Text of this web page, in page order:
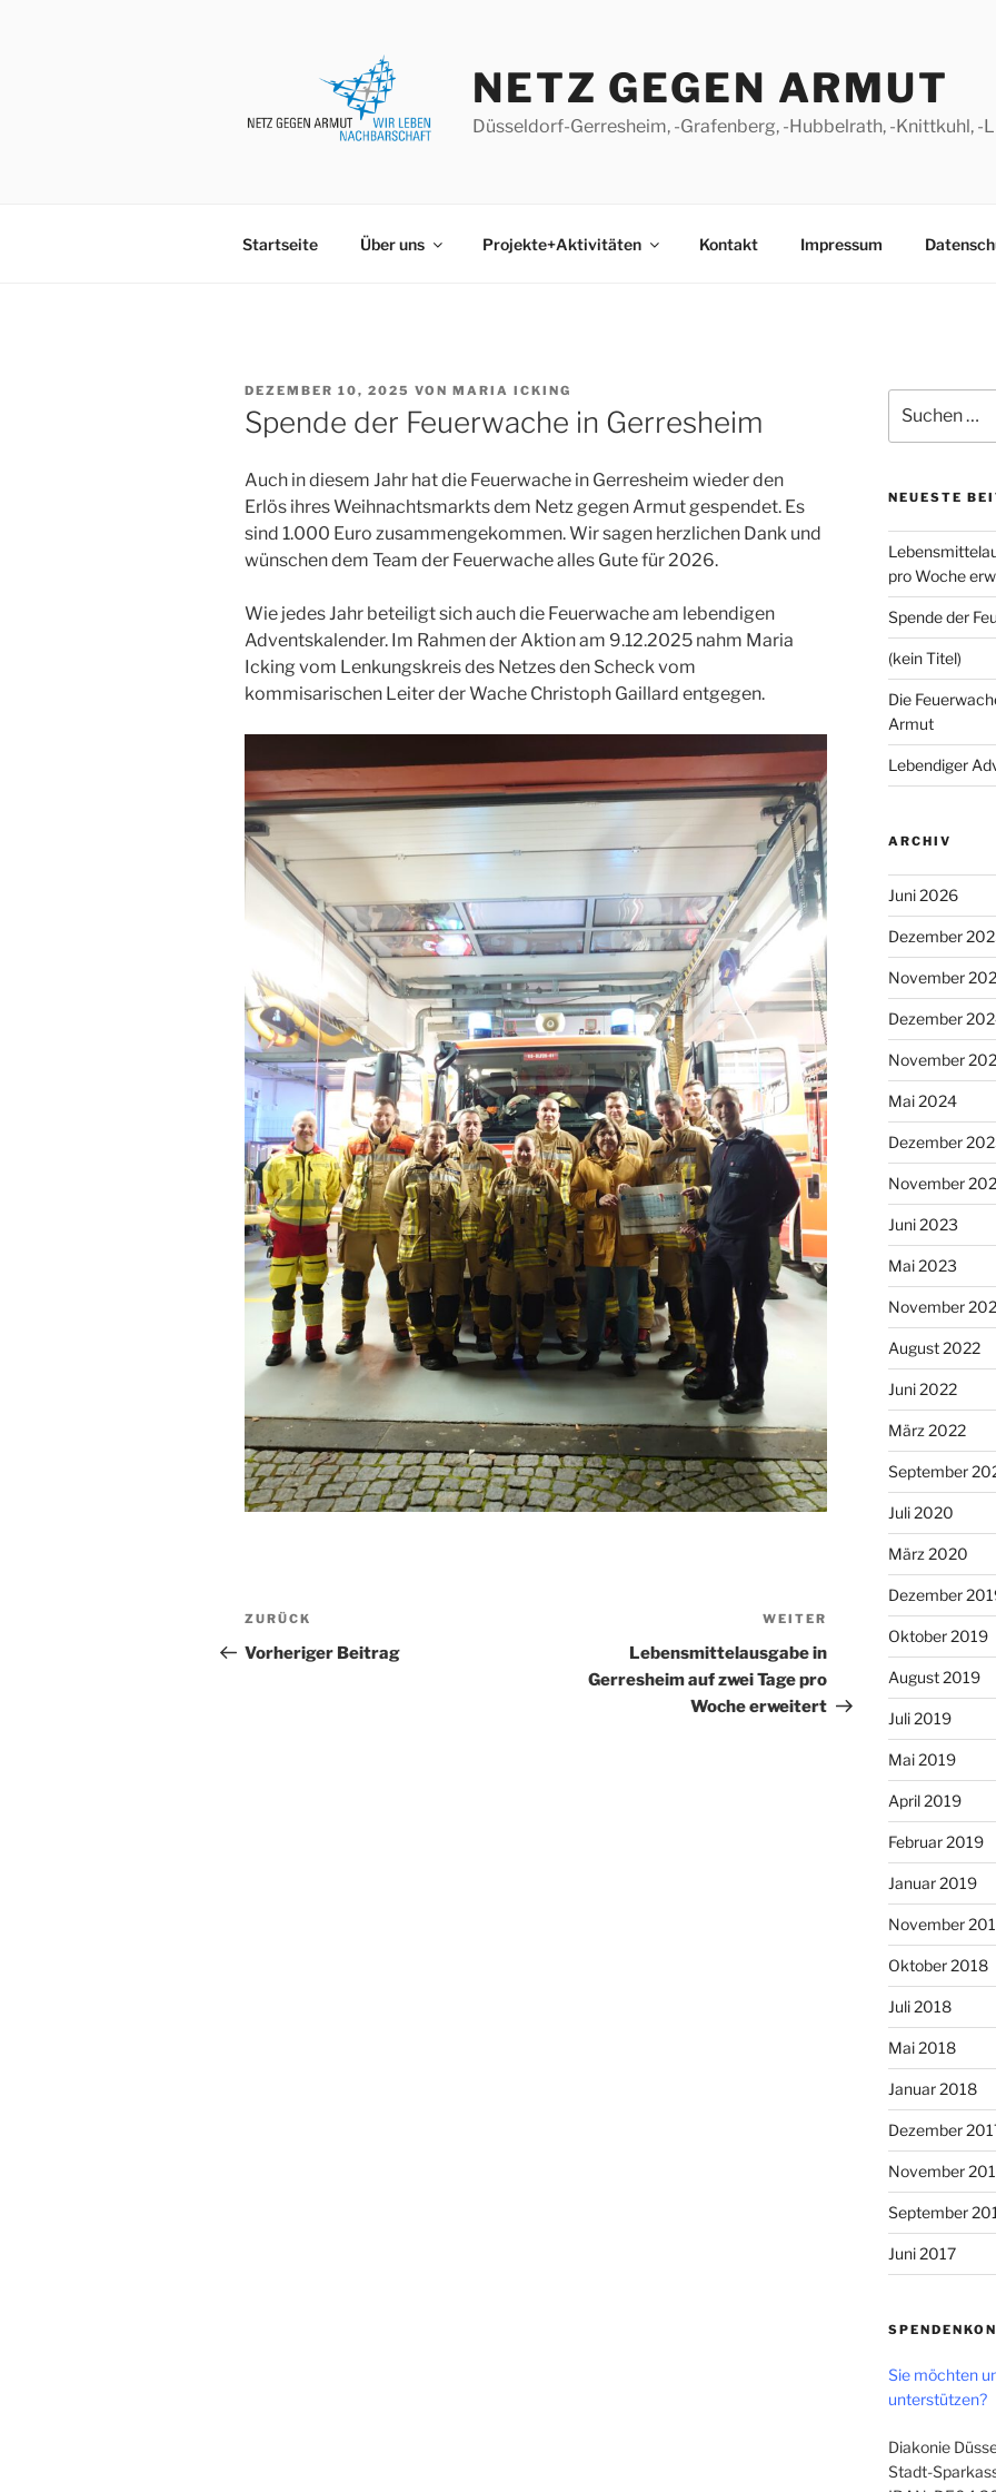
NETZ GEGEN ARMUT
Düsseldorf-Gerresheim, -Grafenberg, -Hubbelrath, -Knittkuhl, -
Startseite Über uns Projekte+Aktivitäten Kontakt Impressum
VERÖFFENTLICHT
AM
DEZEMBER 10, 2025 VON MARIA ICKING
Spende der Feuerwache in Gerresheim
Auch in diesem Jahr hat die Feuerwache in Gerresheim wieder den
Erlös ihres Weihnachtsmarkts dem Netz gegen Armut gespendet. Es
sind 1.000 Euro zusammengekommen. Wir sagen herzlichen Dank und
wünschen dem Team der Feuerwache alles Gute für 2026.
Wie jedes Jahr beteiligt sich auch die Feuerwache am lebendigen
Adventskalender. Im Rahmen der Aktion am 9.12.2025 nahm Maria
Icking vom Lenkungskreis des Netzes den Scheck vom
kommisarischen Leiter der Wache Christoph Gaillard entgegen.
Beitragsnavigation
Vorheriger
Beitrag
ZURÜCK
Vorheriger Beitrag
Nächster
Beitrag
WEITER
Lebensmittelausgabe in
Gerresheim auf zwei Tage pro
Woche erweitert
nach:
NEUESTE
pro Woche
Spende der
(kein Titel)
Die
Armut
Lebendiger
ARCHIV
Juni 2026
Dezember
November
Dezember
November
Mai 2024
Dezember
November
Juni 2023
Mai 2023
November
August 2022
Juni 2022
März 2022
September
Juli 2020
März 2020
Dezember
Oktober 2019
August 2019
Juli 2019
Mai 2019
April 2019
Februar 2019
Januar 2019
November
Oktober 2018
Juli 2018
Mai 2018
Januar 2018
Dezember
November
September
Juni 2017
Sie möchten
unterstützen?
Diakonie
Stadt-